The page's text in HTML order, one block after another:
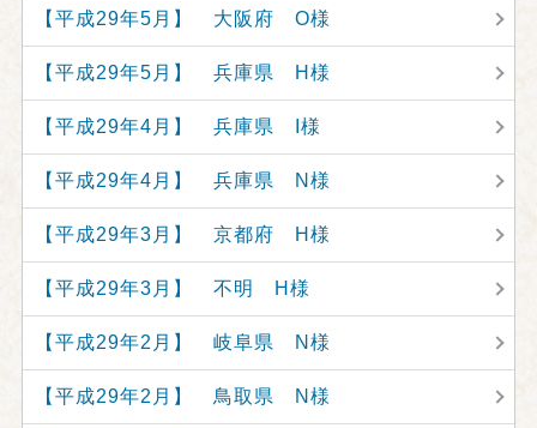
【平成29年5月】 大阪府 O様
【平成29年5月】 兵庫県 H様
【平成29年4月】 兵庫県 I様
【平成29年4月】 兵庫県 N様
【平成29年3月】 京都府 H様
【平成29年3月】 不明 H様
【平成29年2月】 岐阜県 N様
【平成29年2月】 鳥取県 N様